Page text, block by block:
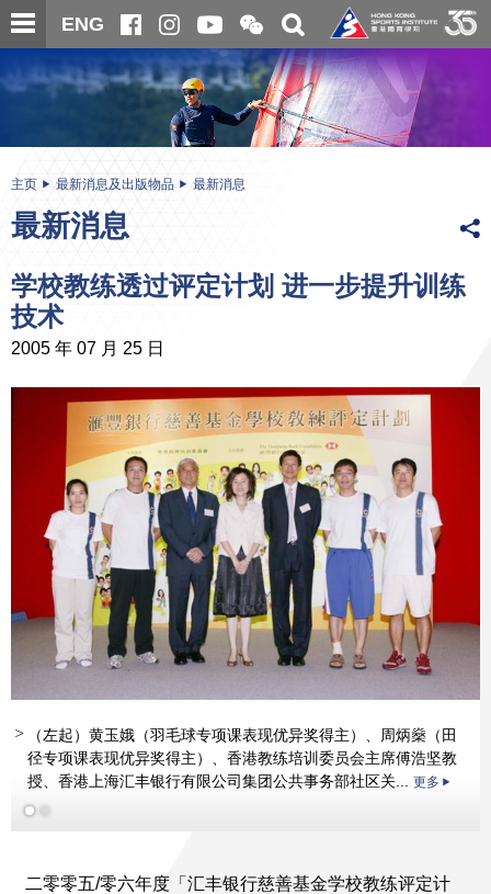
跳
至
内
ENG
开
合
微
信
二
维
码
关
搜
寻
内
主页 最新消息及出版物品 最新消息
最新消息
学校教练透过评定计划 进一步提升训练
技术
2005 年 07 月 25 日
（左起）黄玉娥（羽毛球专项课表现优异奖得主）、周炳燊（田
径专项课表现优异奖得主）、香港教练培训委员会主席傅浩坚教
授、香港上海汇丰银行有限公司集团公共事务部社区关... 更多
更多
二零零五/零六年度「汇丰银行慈善基金学校教练评定计